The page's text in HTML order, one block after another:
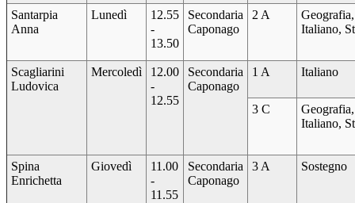
Santarpia
Anna
Lunedì
12.55
-
13.50
Secondaria
Caponago
2 A
Geografia,
Italiano,
Scagliarini
Ludovica
Mercoledì
12.00
-
12.55
Secondaria
Caponago
1 A Italiano
3 C
Geografia,
Italiano,
Spina
Enrichetta
Giovedì
11.00
-
11.55
Secondaria
Caponago
3 A Sostegno